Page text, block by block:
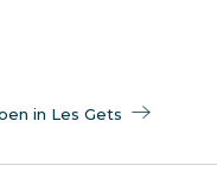
in Les Gets